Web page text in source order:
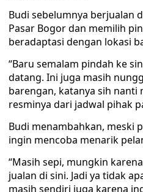
Budi sebelumnya berjualan
Pasar Bogor dan memilih
beradaptasi dengan lokasi
“Baru semalam pindah ke
datang. Ini juga masih
barengan, katanya sih nanti
resminya dari jadwal pihak
Budi menambahkan, meski
ingin mencoba menarik
“Masih sepi, mungkin
jualan di sini. Jadi ya tidak
masih sendiri juga karena